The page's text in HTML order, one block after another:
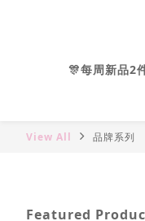
🎊每周新品2
View All 品牌系列
Featured